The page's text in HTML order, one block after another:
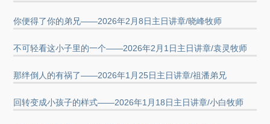
你便得了你的弟兄——2026年2月8日主日讲章/晓峰牧师
不可轻看这小子里的一个——2026年2月1日主日讲章/袁灵牧师
那绊倒人的有祸了——2026年1月25日主日讲章/祖潘弟兄
回转变成小孩子的样式——2026年1月18日主日讲章/小白牧师